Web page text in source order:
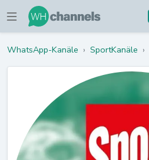
WhatsApp-Kanäle › SportKanäle ›